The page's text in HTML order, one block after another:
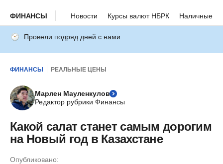
ФИНАНСЫ Новости Курсы валют НБРК Наличные
Провели подряд дней с нами
ФИНАНСЫ РЕАЛЬНЫЕ ЦЕНЫ
Марлен Мауленкулов
Редактор рубрики Финансы
Какой салат станет самым дорогим
на Новый год в Казахстане
Опубликовано: